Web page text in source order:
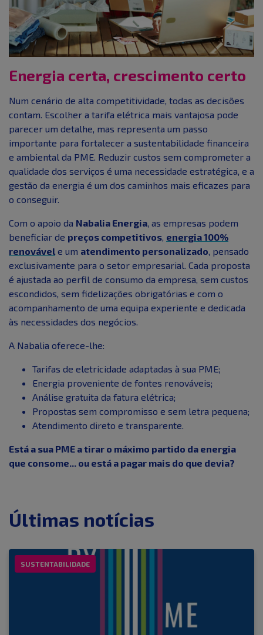
Energia certa, crescimento certo
Num cenário de alta competitividade, todas as decisões
contam. Escolher a tarifa elétrica mais vantajosa pode
parecer um detalhe, mas representa um passo
importante para fortalecer a sustentabilidade financeira
e ambiental da PME. Reduzir custos sem comprometer a
qualidade dos serviços é uma necessidade estratégica, e a
gestão da energia é um dos caminhos mais eficazes para
o conseguir.
Com o apoio da Nabalia Energia, as empresas podem
beneficiar de preços competitivos, energia 100%
renovável e um atendimento personalizado, pensado
exclusivamente para o setor empresarial. Cada proposta
é ajustada ao perfil de consumo da empresa, sem custos
escondidos, sem fidelizações obrigatórias e com o
acompanhamento de uma equipa experiente e dedicada
às necessidades dos negócios.
A Nabalia oferece-lhe:
Tarifas de eletricidade adaptadas à sua PME;
Energia proveniente de fontes renováveis;
Análise gratuita da fatura elétrica;
Propostas sem compromisso e sem letra pequena;
Atendimento direto e transparente.
Está a sua PME a tirar o máximo partido da energia
que consome... ou está a pagar mais do que devia?
Últimas notícias
SUSTENTABILIDADE